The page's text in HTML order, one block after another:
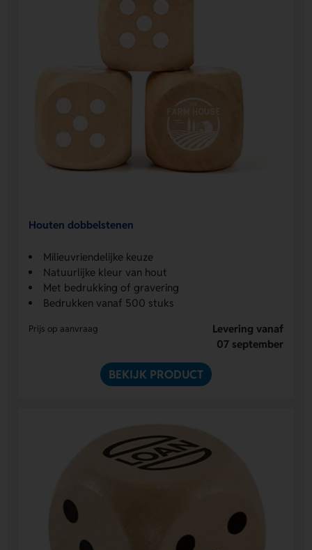
Houten dobbelstenen
Milieuvriendelijke keuze
Natuurlijke kleur van hout
Met bedrukking of gravering
Bedrukken vanaf 500 stuks
Prijs op aanvraag
Levering vanaf
07 september
BEKIJK PRODUCT